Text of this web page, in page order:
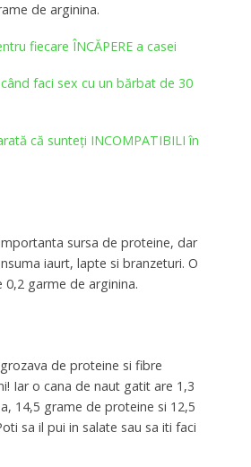
de arginina.
fiecare ÎNCĂPERE a casei
faci sex cu un bărbat de 30
că sunteţi INCOMPATIBILI în
sursa de proteine, dar
iaurt, lapte si branzeturi. O
0,2 garme de arginina.
de proteine si fibre
Iar o cana de naut gatit are 1,3
14,5 grame de proteine si 12,5
sa il pui in salate sau sa iti faci